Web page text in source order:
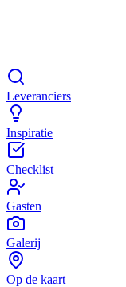
Leveranciers
Inspiratie
Checklist
Gasten
Galerij
Op de kaart